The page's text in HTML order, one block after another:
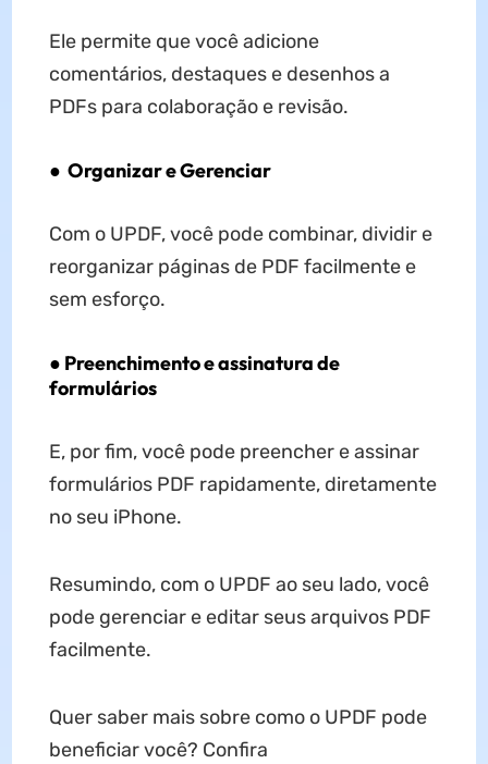
Ele permite que você adicione
comentários, destaques e desenhos a
PDFs para colaboração e revisão.
● Organizar e Gerenciar
Com o UPDF, você pode combinar, dividir e
reorganizar páginas de PDF facilmente e
sem esforço.
● Preenchimento e assinatura de
formulários
E, por fim, você pode preencher e assinar
formulários PDF rapidamente, diretamente
no seu iPhone.
Resumindo, com o UPDF ao seu lado, você
pode gerenciar e editar seus arquivos PDF
facilmente.
Quer saber mais sobre como o UPDF pode
beneficiar você? Confira